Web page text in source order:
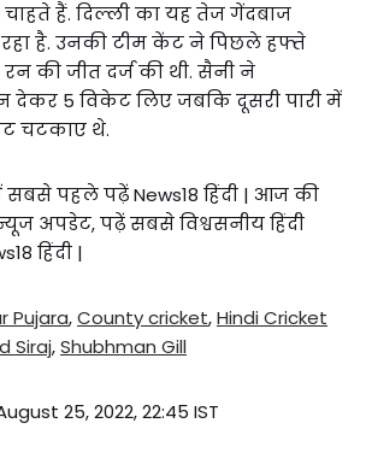
हैं. दिल्ली का यह तेज गेंदबाज
है. उनकी टीम केंट ने पिछले हफ्ते
की जीत दर्ज की थी. सैनी ने
देकर 5 विकेट लिए जबकि दूसरी पारी में
चटकाए थे.
सबसे पहले पढ़ें News18 हिंदी | आज की
अपडेट, पढ़ें सबसे विश्वसनीय हिंदी
हिंदी |
Pujara,County cricket,Hindi Cricket
Siraj,Shubhman Gill
25, 2022, 22:45 IST